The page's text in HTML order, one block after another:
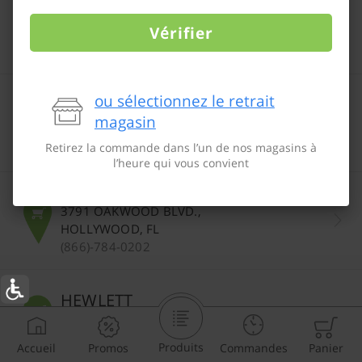
97-10 QUEENS BLVD., REGO PARK
NEPTUNE AVE.
532 NEPTUNE AVE, BROOKLYN,
(866)-784-0202
3791 OAKWOOD BLVD.,
HOLLYWOOD, FL
(866)-784-0202
HEWLETT
1296 BROADWAY, HEWLETT
(866)-784-0202
Accueil Promos Produits Commandes Panier
Vérifier
ou sélectionnez le retrait
magasin
Retirez la commande dans l’un de nos magasins à
l’heure qui vous convient